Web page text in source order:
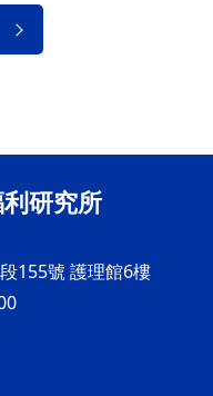
研究所
155號 護理館6樓